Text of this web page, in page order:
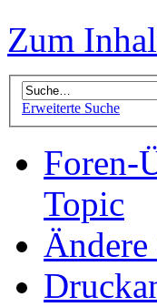
Zum
Erweiterte Suche
Foren-
Topic